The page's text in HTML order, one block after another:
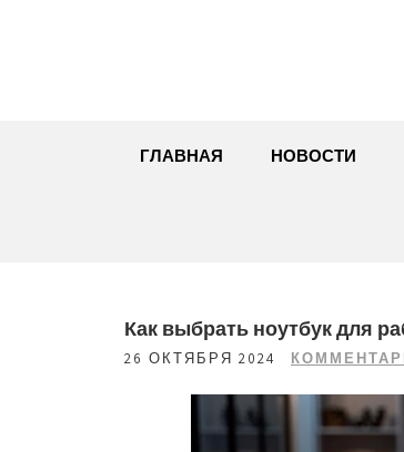
ГЛАВНАЯ НОВОСТИ
Как выбрать ноутбук для
26 ОКТЯБРЯ 2024